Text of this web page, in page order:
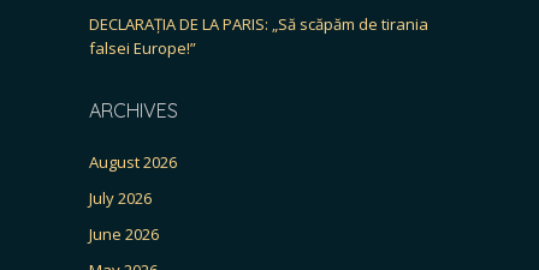
DECLARAȚIA DE LA PARIS: „Să scăpăm de tirania
falsei Europe!”
ARCHIVES
August 2026
July 2026
June 2026